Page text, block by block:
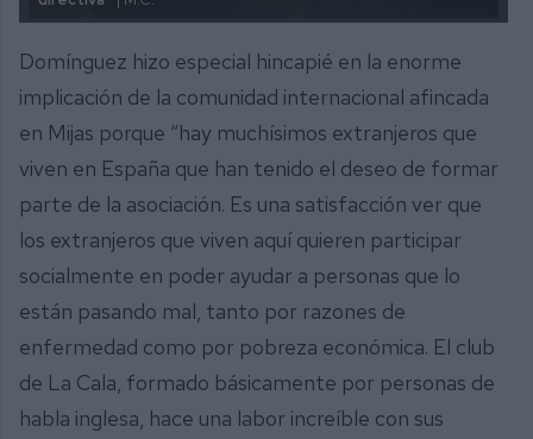
Domínguez hizo especial hincapié en la enorme
implicación de la comunidad internacional afincada
en Mijas porque “hay muchísimos extranjeros que
viven en España que han tenido el deseo de formar
parte de la asociación. Es una satisfacción ver que
los extranjeros que viven aquí quieren participar
socialmente en poder ayudar a personas que lo
están pasando mal, tanto por razones de
enfermedad como por pobreza económica. El club
de La Cala, formado básicamente por personas de
habla inglesa, hace una labor increíble con sus